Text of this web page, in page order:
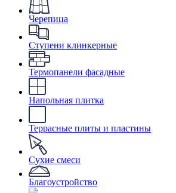
Черепица
Ступени клинкерные
Термопанели фасадные
Напольная плитка
Террасные плиты и пластины
Сухие смеси
Благоустройство